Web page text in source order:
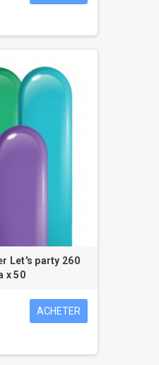
Let's party 260
x 50
ACHETER